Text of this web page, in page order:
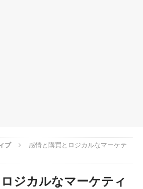
ブ
感情と購買とロジカルなマーケテ
ジカルなマーケティ